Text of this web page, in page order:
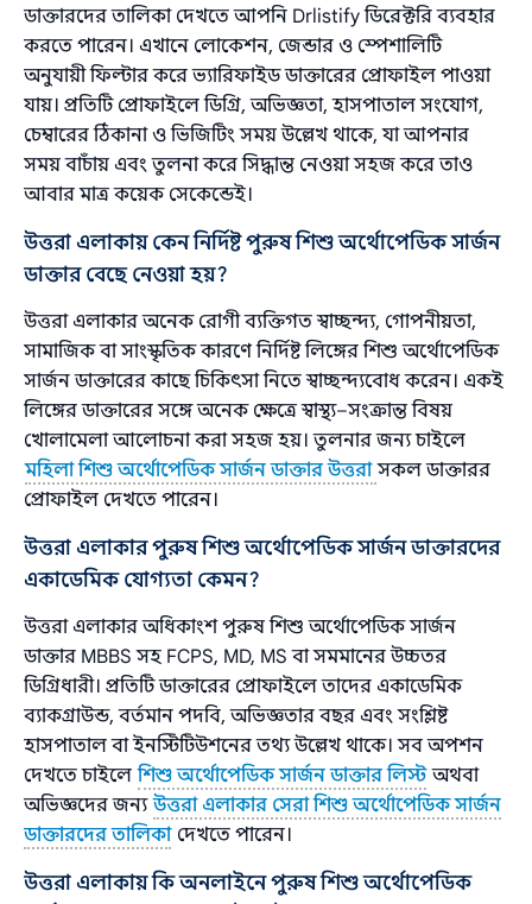
ডাক্তারদের তালিকা দেখতে আপনি Drlistify ডিরেক্টরি ব্যবহার
করতে পারেন। এখানে লোকেশন, জেন্ডার ও স্পেশালিটি
অনুযায়ী ফিল্টার করে ভ্যারিফাইড ডাক্তারের প্রোফাইল পাওয়া
যায়। প্রতিটি প্রোফাইলে ডিগ্রি, অভিজ্ঞতা, হাসপাতাল সংযোগ,
চেম্বারের ঠিকানা ও ভিজিটিং সময় উল্লেখ থাকে, যা আপনার
সময় বাচাঁয় এবং তুলনা করে সিদ্ধান্ত নেওয়া সহজ করে তাও
আবার মাত্র কয়েক সেকেন্ডেই।
উত্তরা এলাকায় কেন নির্দিষ্ট পুরুষ শিশু অর্থোপেডিক সার্জন
ডাক্তার বেছে নেওয়া হয়?
উত্তরা এলাকার অনেক রোগী ব্যক্তিগত স্বাচ্ছন্দ্য, গোপনীয়তা,
সামাজিক বা সাংস্কৃতিক কারণে নির্দিষ্ট লিঙ্গের শিশু অর্থোপেডিক
সার্জন ডাক্তারের কাছে চিকিৎসা নিতে স্বাচ্ছন্দ্যবোধ করেন। একই
লিঙ্গের ডাক্তারের সঙ্গে অনেক ক্ষেত্রে স্বাস্থ্য–সংক্রান্ত বিষয়
খোলামেলা আলোচনা করা সহজ হয়। তুলনার জন্য চাইলে
মহিলা শিশু অর্থোপেডিক সার্জন ডাক্তার উত্তরাসকল ডাক্তারর
প্রোফাইল দেখতে পারেন।
উত্তরা এলাকার পুরুষ শিশু অর্থোপেডিক সার্জন ডাক্তারদের
একাডেমিক যোগ্যতা কেমন?
উত্তরা এলাকার অধিকাংশ পুরুষ শিশু অর্থোপেডিক সার্জন
ডাক্তার MBBS সহ FCPS, MD, MS বা সমমানের উচ্চতর
ডিগ্রিধারী। প্রতিটি ডাক্তারের প্রোফাইলে তাদের একাডেমিক
ব্যাকগ্রাউন্ড, বর্তমান পদবি, অভিজ্ঞতার বছর এবং সংশ্লিষ্ট
হাসপাতাল বা ইনস্টিটিউশনের তথ্য উল্লেখ থাকে। সব অপশন
দেখতে চাইলেশিশু অর্থোপেডিক সার্জন ডাক্তার লিস্টঅথবা
অভিজ্ঞদের জন্যউত্তরা এলাকার সেরা শিশু অর্থোপেডিক সার্জন
ডাক্তারদের তালিকা দেখতে পারেন।
উত্তরা এলাকায় কি অনলাইনে পুরুষ শিশু অর্থোপেডিক